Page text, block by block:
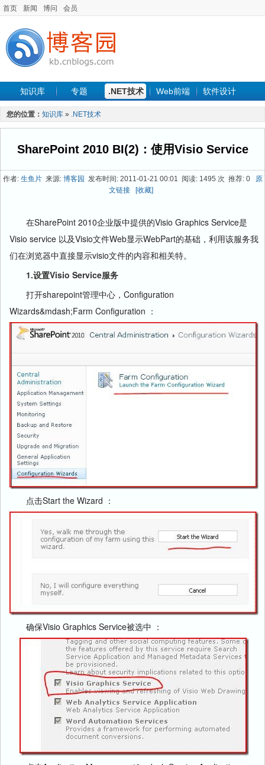
首页 新闻 博问 会员
知识库 专题 .NET技术 Web前端 软件设计
手机开发 软件工程
最新文章
您的位置： 知识库 » .NET技术
SharePoint 2010 BI(2)：使用Visio Service
作者: 生鱼片来源: 博客园 发布时间: 2011-01-21 00:01 阅读: 1495 次 推荐: 0
原
文链接
[收藏]
在SharePoint 2010企业版中提供的Visio Graphics Service是
Visio service 以及Visio文件Web显示WebPart的基础，利用该服务我
们在浏览器中直接显示visio文件的内容和相关特。
1.设置Visio Service服务
打开sharepoint管理中心，Configuration
Wizards&mdash;Farm Configuration ：
点击Start the Wizard ：
确保Visio Graphics Service被选中 ：